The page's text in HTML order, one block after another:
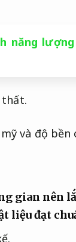
năng
thất.
gian nên
liệu đạt